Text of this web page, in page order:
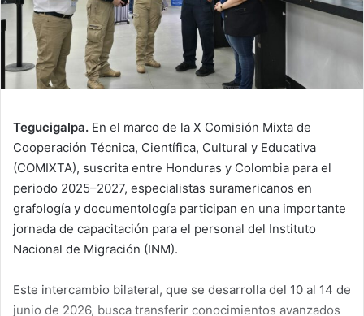
Tegucigalpa. En el marco de la X Comisión Mixta de
Cooperación Técnica, Científica, Cultural y Educativa
(COMIXTA), suscrita entre Honduras y Colombia para el
periodo 2025–2027, especialistas suramericanos en
grafología y documentología participan en una importante
jornada de capacitación para el personal del Instituto
Nacional de Migración (INM).
Este intercambio bilateral, que se desarrolla del 10 al 14 de
junio de 2026, busca transferir conocimientos avanzados